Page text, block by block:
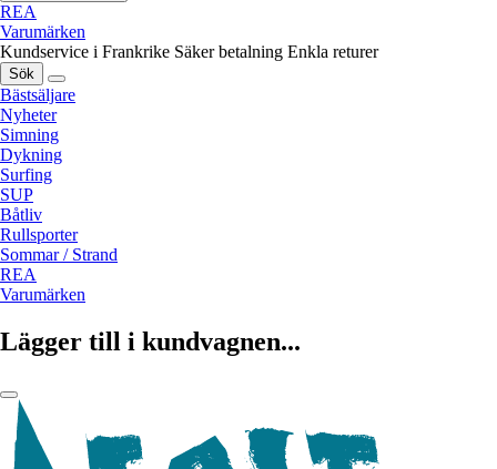
REA
Varumärken
Kundservice i Frankrike Säker betalning Enkla returer
Sök
Bästsäljare
Nyheter
Simning
Dykning
Surfing
SUP
Båtliv
Rullsporter
Sommar / Strand
REA
Varumärken
Lägger till i kundvagnen...